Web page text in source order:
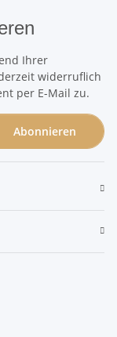
Ihrer
widerruflich
per E-Mail zu.
Abonnieren